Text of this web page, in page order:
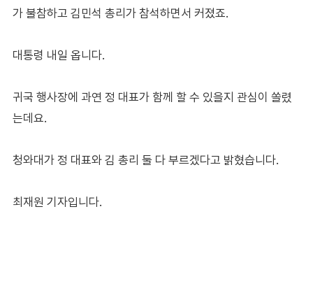
가 불참하고 김민석 총리가 참석하면서 커졌죠.
대통령 내일 옵니다.
귀국 행사장에 과연 정 대표가 함께 할 수 있을지 관심이 쏠렸
는데요.
청와대가 정 대표와 김 총리 둘 다 부르겠다고 밝혔습니다.
최재원 기자입니다.